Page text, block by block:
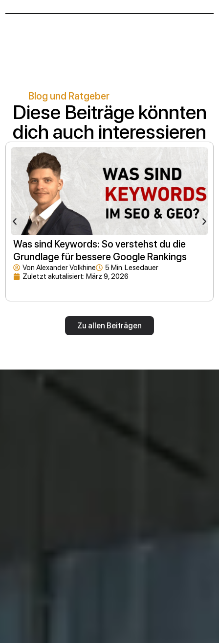
Blog und Ratgeber
Diese Beiträge könnten
dich auch interessieren
Was sind Keywords: So verstehst du die
Grundlage für bessere Google Rankings
VonAlexander Volkhine
5 Min. Lesedauer
Zuletzt akutalisiert: März 9, 2026
Zu allen Beiträgen